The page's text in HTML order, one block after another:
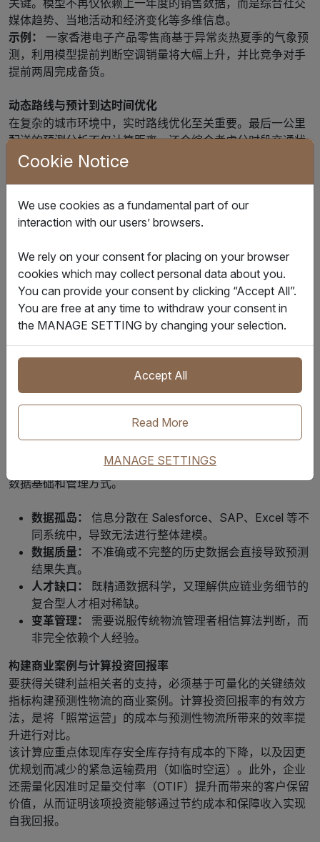
媒体趋势、当地活动和经济变化等多维信息。
示例：
一家香港电子产品零售商基于异常炎热夏季的气象预
测，利用模型提前判断空调销量将大幅上升，并比竞争对手
提前两周完成备货。
动态路线与预计到达时间优化
在复杂的城市环境中，实时路线优化至关重要。最后一公里
配送的预测分析不仅计算距离，还会综合考虑分时段交通状
况、停车位可用性以及高层建筑电梯等候时间。
确保按时交付。
物流车队的预测性维护将维护方式从「定期计划」转变为基
于「实时运行状态」的动态管理。
示例：传感器检测到一辆配送卡车车轴出现轻微振动，人工
智能预测其将在 500 公里内发生故障。车辆被安排在空闲时
段进行检修，从而避免途中抛锚导致错过交付窗口。
实施预测性物流：战略路线图
引入供应链预测性物流是一项长期工程，需要清晰的战略路
实施预测性物流面临的挑战往往并非技术本身，而更多源于
数据基础和管理方式。
数据孤岛：
信息分散在 Salesforce、SAP、Excel 等不
同系统中，导致无法进行整体建模。
数据质量：
不准确或不完整的历史数据会直接导致预测
结果失真。
人才缺口：
既精通数据科学，又理解供应链业务细节的
复合型人才相对稀缺。
变革管理：
需要说服传统物流管理者相信算法判断，而
非完全依赖个人经验。
构建商业案例与计算投资回报率
要获得关键利益相关者的支持，必须基于可量化的关键绩效
指标构建预测性物流的商业案例。计算投资回报率的有效方
法，是将「照常运营」的成本与预测性物流所带来的效率提
升进行对比。
该计算应重点体现库存安全库存持有成本的下降，以及因更
优规划而减少的紧急运输费用（如临时空运）。此外，企业
还需量化因准时足量交付率（OTIF）提升而带来的客户保留
价值，从而证明该项投资能够通过节约成本和保障收入实现
自我回报。
Cookie Notice
We use cookies as a fundamental part of our
interaction with our users’ browsers.
We rely on your consent for placing on your browser
cookies which may collect personal data about you.
You can provide your consent by clicking “Accept All”.
You are free at any time to withdraw your consent in
the MANAGE SETTING by changing your selection.
Accept All
Read More
MANAGE SETTINGS